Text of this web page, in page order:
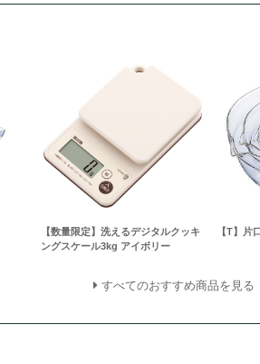
【数量限定】洗えるデジタルクッキ
ングスケール3kg アイボリー
【T】片
すべてのおすすめ商品を見る